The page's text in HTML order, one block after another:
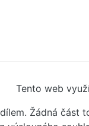
Tento web
Žádná